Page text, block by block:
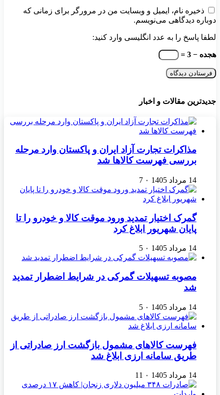
ذخیره نام، ایمیل و وبسایت من در مرورگر برای زمانی که
دوباره دیدگاهی می‌نویسم.
لطفا پاسخ را به عدد انگلیسی وارد کنید:
هجده − 3 =
جدیدترین مقالات و اخبار
مذاکرات تجارت آزاد ایران و پاکستان وارد مرحله
بررسی فهرست کالاها شد
14 مرداد 1405 ۰ 7
گمرک اختیار تمدید ورود موقت کالا و خودرو را تا
پایان شهریور ابلاغ کرد
14 مرداد 1405 ۰ 5
مصوبه تسهیلات گمرکی در شرایط اضطرار تمدید
شد
14 مرداد 1405 ۰ 5
فهرست کالاهای مشمول بازگشت ارز صادراتی از
طریق سامانه ارزی ابلاغ شد
14 مرداد 1405 ۰ 11